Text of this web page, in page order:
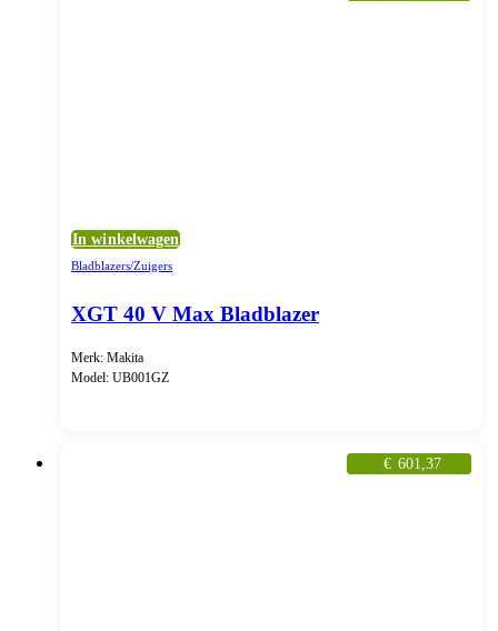
In winkelwagen
Bladblazers/Zuigers
XGT 40 V Max Bladblazer
Merk: Makita
Model: UB001GZ
€ 601,37